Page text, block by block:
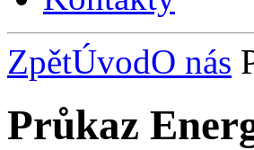
ZpětÚvodO nás
Průkaz